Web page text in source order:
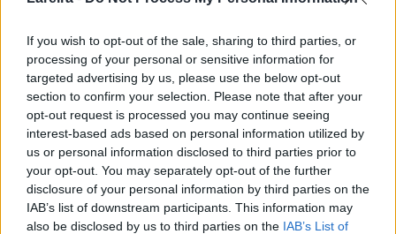
If you wish to opt-out of the sale, sharing to third parties, or
processing of your personal or sensitive information for
targeted advertising by us, please use the below opt-out
section to confirm your selection. Please note that after your
opt-out request is processed you may continue seeing
interest-based ads based on personal information utilized by
us or personal information disclosed to third parties prior to
your opt-out. You may separately opt-out of the further
disclosure of your personal information by third parties on the
IAB’s list of downstream participants. This information may
also be disclosed by us to third parties on the IAB’s List of
una
araña
ligera
mente ovoide, enorme, y de caparazón rojo, fuerte y
calcáreo. Por la parte más estrecha, donde tienen la
boca, tienen un par de pinzas fuertes de tres artejos y,
simétricamente, vienen otros cuatro pares de uñas
también con artejos. Todos los apéndices están llenos
de carne, así como todo el cuerpo de la centolla.